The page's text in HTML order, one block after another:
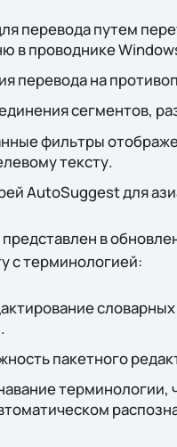
перевода путем
в проводнике
перевода на
сегментов,
фильтры
тексту.
AutoSuggest для
представлен в
с терминологией:
пакетного
терминологии,